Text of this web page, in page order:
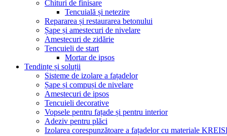
Chituri de finisare
Tencuială și netezire
Repararea și restaurarea betonului
Șape și amestecuri de nivelare
Amestecuri de zidărie
Tencuieli de start
Mortar de ipsos
Tendințe și soluții
Sisteme de izolare a fațadelor
Șape și compuși de nivelare
Amestecuri de ipsos
Tencuieli decorative
Vopsele pentru fațade și pentru interior
Adeziv pentru plăci
Izolarea corespunzătoare a fațadelor cu materiale